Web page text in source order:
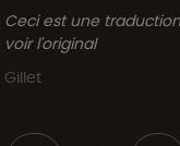
Ceci est une
voir l'original
Gillet